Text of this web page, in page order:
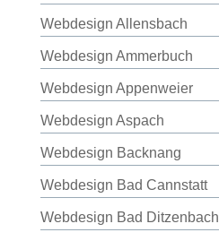
Webdesign Allensbach
Webdesign Ammerbuch
Webdesign Appenweier
Webdesign Aspach
Webdesign Backnang
Webdesign Bad Cannstatt
Webdesign Bad Ditzenbach